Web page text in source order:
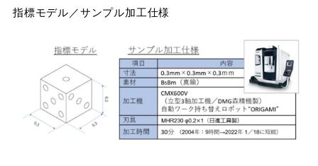
指標モデル／サンプル加工仕様